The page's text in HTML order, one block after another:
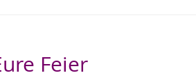
Feier